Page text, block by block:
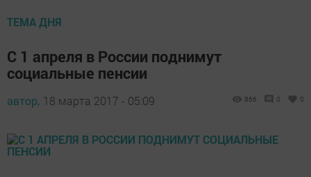
ТЕМА ДНЯ
С 1 апреля в России поднимут
социальные пенсии
автор, 18 марта 2017 - 05:09 866 0 0